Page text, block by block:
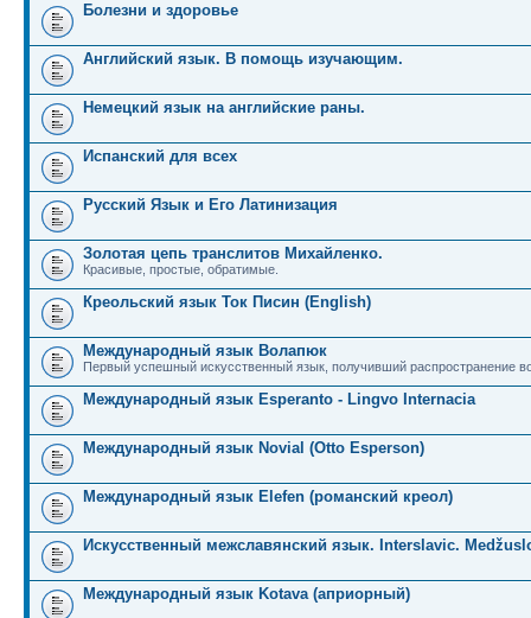
Болезни и здоровье
Английский язык. В помощь изучающим.
Немецкий язык на английские раны.
Испанский для всех
Русский Язык и Его Латинизация
Золотая цепь транслитов Михайленко.
Красивые, простые, обратимые.
Креольский язык Ток Писин (English)
Международный язык Волапюк
Первый успешный искусственный язык, получивший распространение
Международный язык Esperanto - Lingvo Internacia
Международный язык Novial (Otto Esperson)
Международный язык Elefen (романский креол)
Искусственный межславянский язык. Interslavic.
Международный язык Kotava (априорный)